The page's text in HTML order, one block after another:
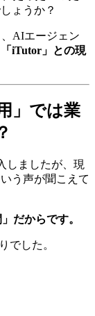
ょうか？
AIエージェン
「iTutor」との現
」では業
しましたが、現
う声が聞こえて
だからです。
でした。